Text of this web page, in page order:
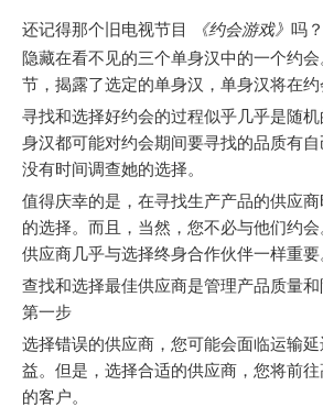
还记得那个旧电视节目 《约会游戏》 吗
隐藏在看不见的三个单身汉中的一个约
节，揭露了选定的单身汉，单身汉将在约
寻找和选择好约会的过程似乎几乎是随
身汉都可能对约会期间要寻找的品质有
没有时间调查她的选择。
值得庆幸的是，在寻找生产产品的供应
的选择。而且，当然，您不必与他们约
供应商几乎与选择终身合作伙伴一样重要
查找和选择最佳供应商是管理产品质量
第一步
选择错误的供应商，您可能会面临运输
益。但是，选择合适的供应商，您将前
的客户。